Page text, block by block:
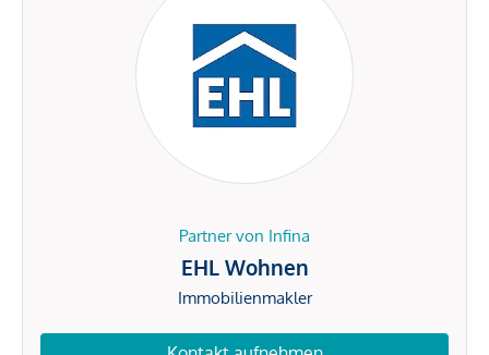
Partner von Infina
EHL Wohnen
Immobilienmakler